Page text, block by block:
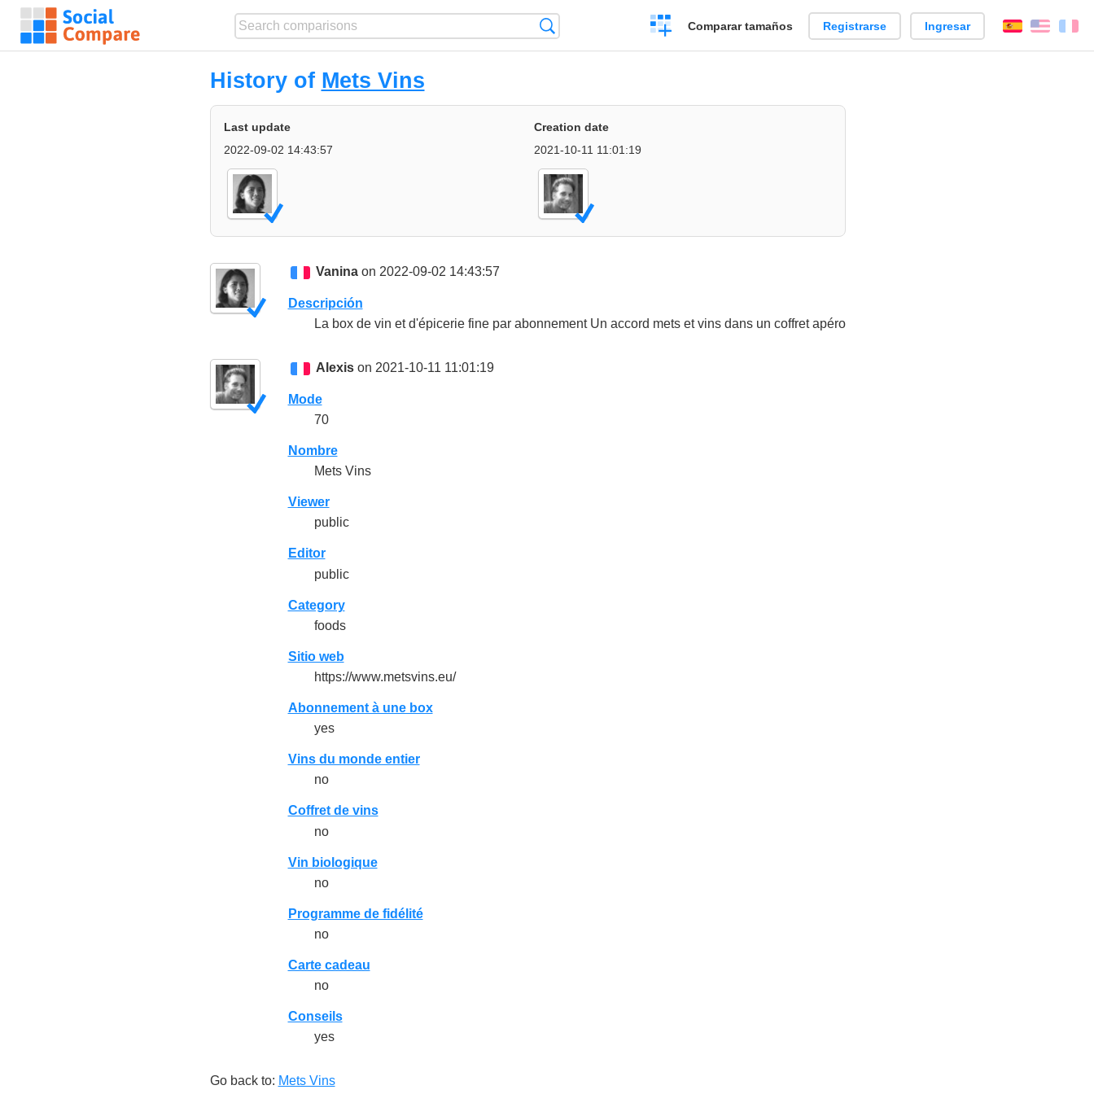
Crear
una
Comparar tamaños Registrarse Ingresar EspañolEnglish
History of Mets Vins
Last update
2022-09-02 14:43:57
Creation date
2021-10-11 11:01:19
Vaninaon 2022-09-02 14:43:57
Descripción
La box de vin et d'épicerie fine par abonnement Un accord mets et vins dans un coffret apéro
Alexison 2021-10-11 11:01:19
Mode
70
Nombre
Mets Vins
Viewer
public
Editor
public
Category
foods
Sitio web
https://www.metsvins.eu/
Abonnement à une box
yes
Vins du monde entier
no
Coffret de vins
no
Vin biologique
no
Programme de fidélité
no
Carte cadeau
no
Conseils
yes
Go back to: Mets Vins